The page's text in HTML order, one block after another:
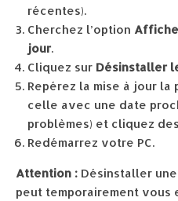
récentes).
Cherchez l’option
jour.
Cliquez sur Désinstaller
Repérez la mise à jour
celle avec une date
problèmes) et cliquez
Redémarrez votre PC.
Attention : Désinstaller
peut temporairement vous